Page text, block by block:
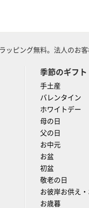
ピング無料。法人のお
季節のギフト
手土産
バレンタイン
ホワイトデー
母の日
父の日
お中元
お盆
初盆
敬老の日
お彼岸お供え
お歳暮